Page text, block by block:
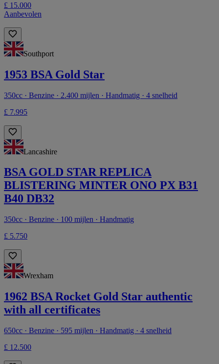
£ 15.000
Aanbevolen
Southport
1953 BSA Gold Star
350cc · Benzine · 2.400 mijlen · Handmatig · 4 snelheid
£ 7.995
Lancashire
BSA GOLD STAR REPLICA
BLISTERING MINTER ONO PX B31
B40 DB32
350cc · Benzine · 100 mijlen · Handmatig
£ 5.750
Wrexham
1962 BSA Rocket Gold Star authentic
with all certificates
650cc · Benzine · 595 mijlen · Handmatig · 4 snelheid
£ 12.500